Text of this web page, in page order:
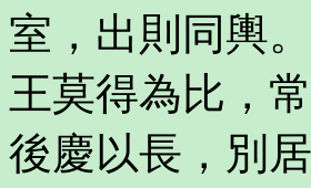
室，出則同輿
王莫得為比，
後慶以長，別